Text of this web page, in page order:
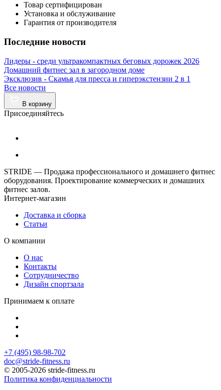
Товар сертифицирован
Установка и обслуживание
Гарантия от производителя
Последние новости
Лидеры - среди ультракомпактных беговых дорожек 2026
Домашний фитнес зал в загородном доме
Эксклюзив - Скамья для пресса и гиперэкстензии 2 в 1
Все новости
В корзину
Присоединяйтесь
STRIDE — Продажа профессионального и домашнего фитнес
оборудования. Проектирование коммерческих и домашних
фитнес залов.
Интернет-магазин
Доставка и сборка
Статьи
О компании
О нас
Контакты
Сотрудничество
Дизайн спортзала
Принимаем к оплате
+7 (495) 98-98-702
doc@stride-fitness.ru
© 2005-2026 stride-fitness.ru
Политика конфиденциальности